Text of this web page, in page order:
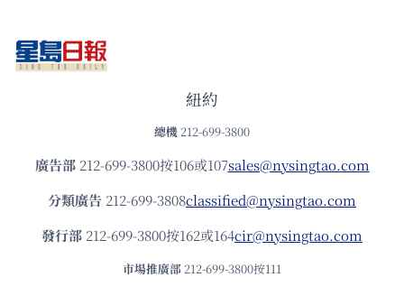
紐約
總機 212-699-3800
廣告部212-699-3800按106或107sales@nysingtao.com
分類廣告 212-699-3808classified@nysingtao.com
發⾏部 212-699-3800按162或164cir@nysingtao.com
市場推廣部 212-699-3800按111